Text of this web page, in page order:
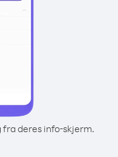
deres info-skjerm.